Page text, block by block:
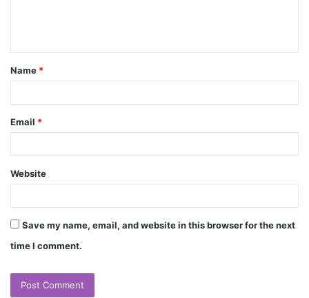
Name *
Email *
Website
Save my name, email, and website in this browser for the next
time I comment.